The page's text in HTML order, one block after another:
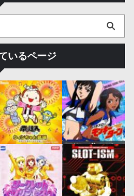
いるページ